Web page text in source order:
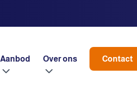
Aanbod Over ons Contact